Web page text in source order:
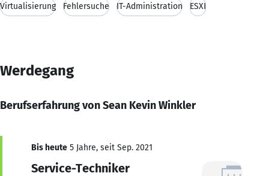
Virtualisierung Fehlersuche IT-Administration ESXI
Werdegang
Berufserfahrung von Sean Kevin Winkler
Bis heute 5 Jahre, seit Sep. 2021
Service-Techniker